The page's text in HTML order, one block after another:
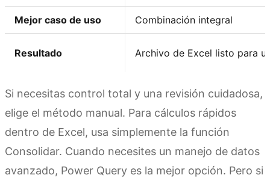
Mejor caso de uso Combinación integral
Resultado Archivo de Excel listo para
Si necesitas control total y una revisión cuidadosa,
elige el método manual. Para cálculos rápidos
dentro de Excel, usa simplemente la función
Consolidar. Cuando necesites un manejo de datos
avanzado, Power Query es la mejor opción. Pero si